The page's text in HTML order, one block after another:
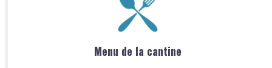
Menu de la cantine